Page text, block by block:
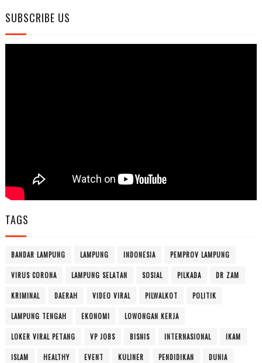
SUBSCRIBE US
TAGS
BANDAR LAMPUNG LAMPUNG INDONESIA PEMPROV LAMPUNG
VIRUS CORONA LAMPUNG SELATAN SOSIAL PILKADA DR ZAM
KRIMINAL DAERAH VIDEO VIRAL PILWALKOT POLITIK
LAMPUNG TENGAH EKONOMI LOWONGAN KERJA
LOKER VIRAL PETANG VP JOBS BISNIS INTERNASIONAL IKAM
ISLAM HEALTHY EVENT KULINER PENDIDIKAN DUNIA